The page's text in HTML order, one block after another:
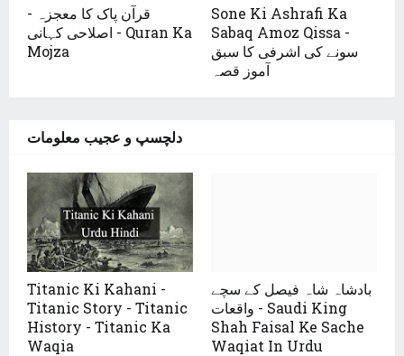
قرآن پاک کا معجزہ -
اصلاحی کہانی - Quran Ka
Mojza
Sone Ki Ashrafi Ka
Sabaq Amoz Qissa -
سونے کی اشرفی کا سبق
آموز قصہ
دلچسپ و عجیب معلومات
Titanic Ki Kahani -
Titanic Story - Titanic
History - Titanic Ka
Waqia
بادشاہ شاہ فیصل کے سچے
واقعات - Saudi King
Shah Faisal Ke Sache
Waqiat In Urdu